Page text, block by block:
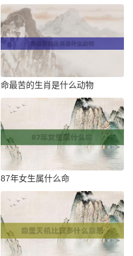
命最苦的生肖是什么动物
87年女生属什么命